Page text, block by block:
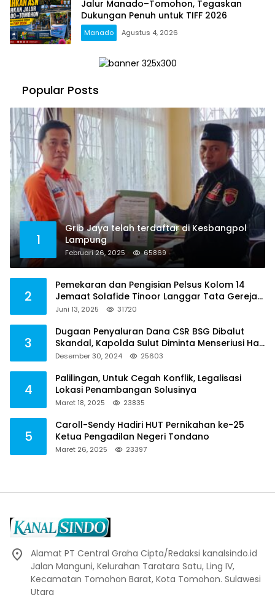
Jalur Manado–Tomohon, Tegaskan
Dukungan Penuh untuk TIFF 2026
Manado Agustus 4, 2026
Popular Posts
1
Grib Jaya telah terdaftar di Kesbangpol
Lampung
Februari 26, 2025 65869
2
Pemekaran dan Pengisian Pelsus Kolom 14
Jemaat Solafide Tinoor Langgar Tata Gereja
2021, Toreh : Ini Perbuatan Melawan Hukum
Juni 13, 2025 31720
3
Dugaan Penyaluran Dana CSR BSG Dibalut
Skandal, Kapolda Sulut Diminta Menseriusi Hal
ini
Desember 30, 2024 25603
4
Palilingan, Untuk Cegah Konflik, Legalisasi
Lokasi Penambangan Solusinya
Maret 18, 2025 23835
5
Caroll-Sendy Hadiri HUT Pernikahan ke-25
Ketua Pengadilan Negeri Tondano
Maret 26, 2025 23397
Alamat PT Central Graha Cipta/Redaksi kanalsindo.id
Jalan Manguni, Kelurahan Taratara Satu, Ling IV,
Kecamatan Tomohon Barat, Kota Tomohon. Sulawesi
Utara